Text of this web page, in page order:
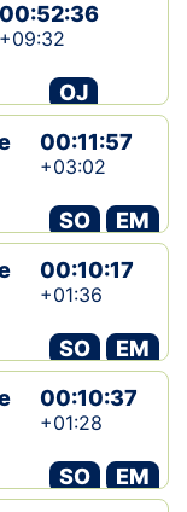
00:52:36
+09:32
OJ
00:11:57
+03:02
SO
EM
00:10:17
+01:36
SO
EM
00:10:37
+01:28
SO
EM